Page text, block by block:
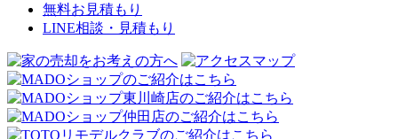
無料お見積もり
LINE相談・見積もり